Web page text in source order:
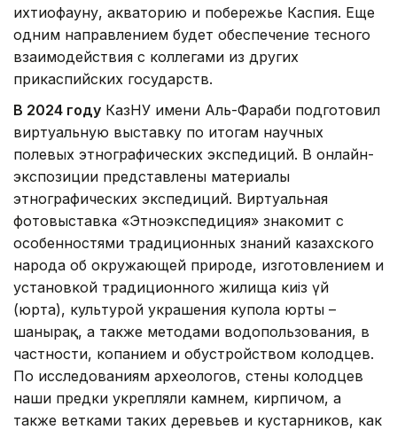
ихтиофауну, акваторию и побережье Каспия. Еще
одним направлением будет обеспечение тесного
взаимодействия с коллегами из других
прикаспийских государств.
В 2024 году КазНУ имени Аль-Фараби подготовил
виртуальную выставку по итогам научных
полевых этнографических экспедиций. В онлайн-
экспозиции представлены материалы
этнографических экспедиций. Виртуальная
фотовыставка «Этноэкспедиция» знакомит с
особенностями традиционных знаний казахского
народа об окружающей природе, изготовлением и
установкой традиционного жилища киіз үй
(юрта), культурой украшения купола юрты –
шанырақ, а также методами водопользования, в
частности, копанием и обустройством колодцев.
По исследованиям археологов, стены колодцев
наши предки укрепляли камнем, кирпичом, а
также ветками таких деревьев и кустарников, как